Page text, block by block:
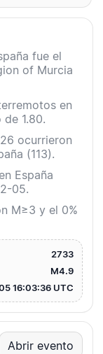
fue el
of Murcia
en
1.80.
ocurrieron
(113).
España
05.
M≥3 y el 0%
2733
M4.9
16:03:36 UTC
Abrir evento